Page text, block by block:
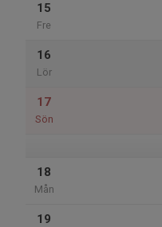
15
Fre
16
Lör
17
Sön
18
Mån
19